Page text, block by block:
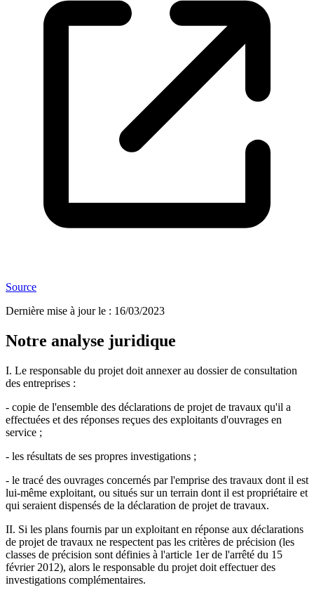
Source
Dernière mise à jour le : 16/03/2023
Notre analyse juridique
I. Le responsable du projet doit annexer au dossier de consultation
des entreprises :
- copie de l'ensemble des déclarations de projet de travaux qu'il a
effectuées et des réponses reçues des exploitants d'ouvrages en
service ;
- les résultats de ses propres investigations ;
- le tracé des ouvrages concernés par l'emprise des travaux dont il est
lui-même exploitant, ou situés sur un terrain dont il est propriétaire et
qui seraient dispensés de la déclaration de projet de travaux.
II. Si les plans fournis par un exploitant en réponse aux déclarations
de projet de travaux ne respectent pas les critères de précision (les
classes de précision sont définies à l'article 1er de l'arrêté du 15
février 2012), alors le responsable du projet doit effectuer des
investigations complémentaires.